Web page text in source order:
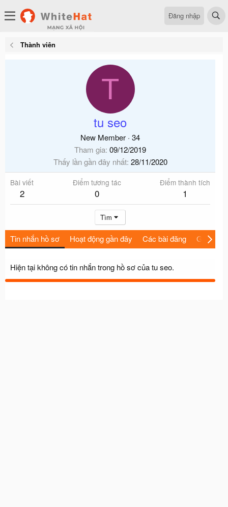
Đăng nhập
Thành viên
T
tu seo
New Member · 34
Tham gia 09/12/2019
Thấy lần gần đây nhất 28/11/2020
Bài viết
2
Điểm tương tác
0
Điểm thành tích
1
Tìm
Tin nhắn hồ sơ Hoạt động gần đây Các bài đăng Giới thiệu
Hiện tại không có tin nhắn trong hồ sơ của tu seo.